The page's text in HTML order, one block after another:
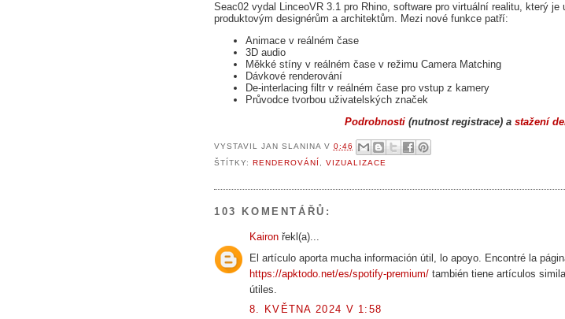
Seac02 vydal LinceoVR 3.1 pro Rhino, software pro virtuální realitu, který je
produktovým designérům a architektům. Mezi nové funkce patří:
Animace v reálném čase
3D audio
Měkké stíny v reálném čase v režimu Camera Matching
Dávkové renderování
De-interlacing filtr v reálném čase pro vstup z kamery
Průvodce tvorbou uživatelských značek
Podrobnosti (nutnost registrace) a stažení
VYSTAVIL JAN SLANINA V 0:46
ŠTÍTKY: RENDEROVÁNÍ VIZUALIZACE
103 KOMENTÁŘŮ:
Kairon řekl(a)...
El artículo aporta mucha información útil, lo apoyo. Encontré la
https://apktodo.net/es/spotify-premium/ también tiene artículos
útiles.
8. KVĚTNA 2024 V 1:58